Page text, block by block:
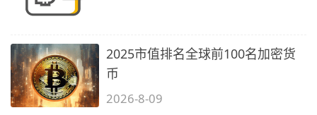
2025市值排名全球前100名加密货
币
2026-8-09